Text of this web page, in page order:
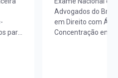
para
Advogados do
em Direito com
Concentração em